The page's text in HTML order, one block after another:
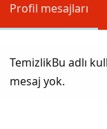
Profil mesajları
TemizlikBu adlı
mesaj yok.